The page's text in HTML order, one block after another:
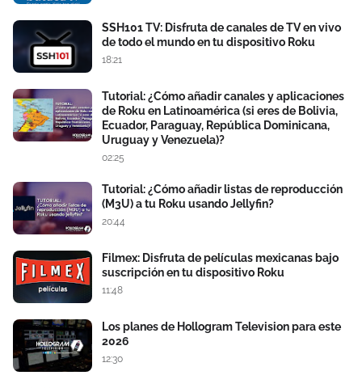
SSH101 TV: Disfruta de canales de TV en vivo
de todo el mundo en tu dispositivo Roku
18:21
Tutorial: ¿Cómo añadir canales y aplicaciones
de Roku en Latinoamérica (si eres de Bolivia,
Ecuador, Paraguay, República Dominicana,
Uruguay y Venezuela)?
02:25
Tutorial: ¿Cómo añadir listas de reproducción
(M3U) a tu Roku usando Jellyfin?
20:44
Filmex: Disfruta de películas mexicanas bajo
suscripción en tu dispositivo Roku
11:48
Los planes de Hollogram Television para este
2026
12:30